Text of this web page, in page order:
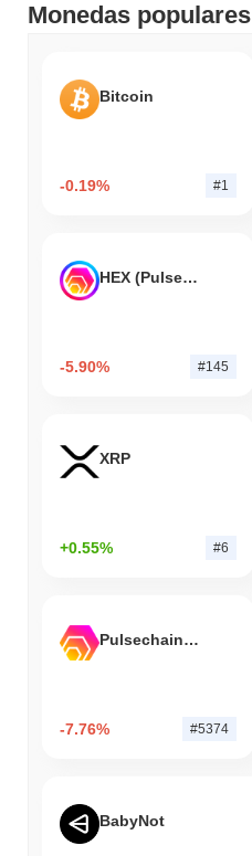
Monedas populares
Bitcoin
-0.19% #1
HEX (Pulsechain)
-5.90% #145
XRP
+0.55% #6
Pulsechain Bridged HEX (Pulsechain)
-7.76% #5374
BabyNot